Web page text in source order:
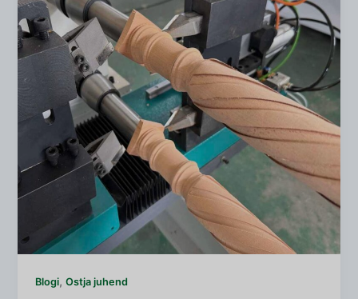
Blogi,Ostja juhend